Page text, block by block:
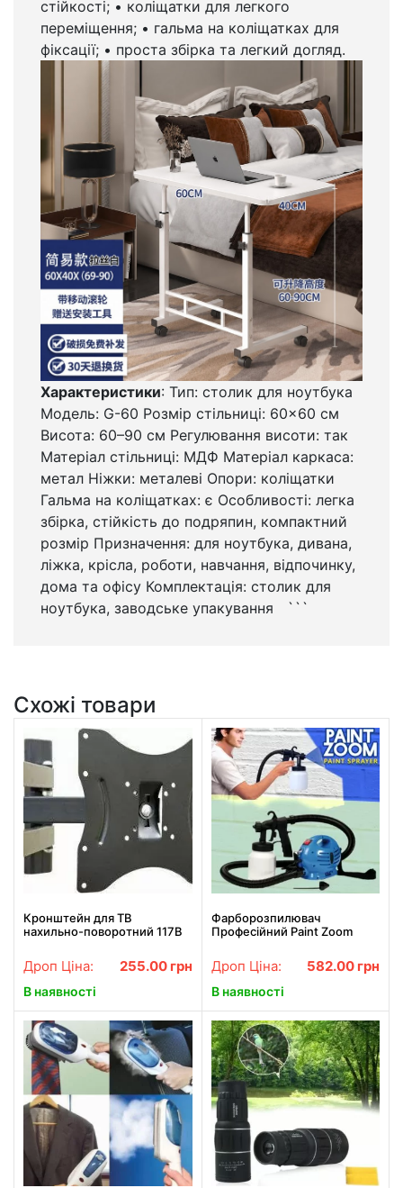
стійкості; • коліщатки для легкого
переміщення; • гальма на коліщатках для
фіксації; • проста збірка та легкий догляд.
Характеристики: Тип: столик для ноутбука
Модель: G-60 Розмір стільниці: 60×60 см
Висота: 60–90 см Регулювання висоти: так
Матеріал стільниці: МДФ Матеріал каркаса:
метал Ніжки: металеві Опори: коліщатки
Гальма на коліщатках: є Особливості: легка
збірка, стійкість до подряпин, компактний
розмір Призначення: для ноутбука, дивана,
ліжка, крісла, роботи, навчання, відпочинку,
дома та офісу Комплектація: столик для
ноутбука, заводське упакування ```
Схожі товари
Кронштейн для ТВ
нахильно-поворотний 117B
Дроп Ціна: 255.00 грн
В наявності
Фарборозпилювач
Професійний Paint Zoom
Дроп Ціна: 582.00 грн
В наявності